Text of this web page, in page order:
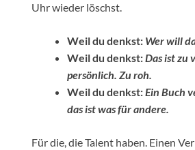
Uhr wieder löschst.
Weil du denkst: Wer will
Weil du denkst:Das ist zu
persönlich. Zu roh.
Weil du denkst:Ein Buch
das ist was für andere.
Für die, die Talent haben. Einen